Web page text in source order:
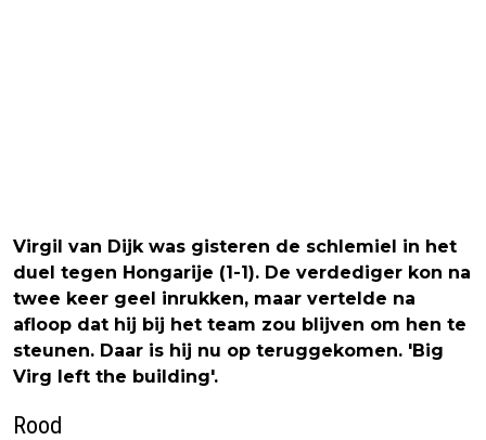
Virgil van Dijk was gisteren de schlemiel in het
duel tegen Hongarije (1-1). De verdediger kon na
twee keer geel inrukken, maar vertelde na
afloop dat hij bij het team zou blijven om hen te
steunen. Daar is hij nu op teruggekomen. 'Big
Virg left the building'.
Rood